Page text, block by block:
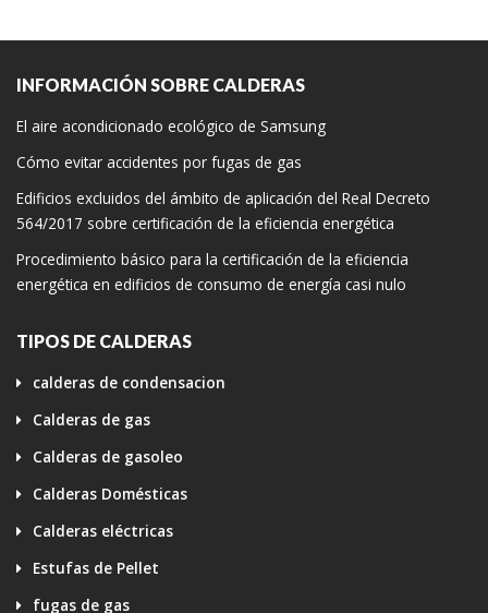
INFORMACIÓN SOBRE CALDERAS
El aire acondicionado ecológico de Samsung
Cómo evitar accidentes por fugas de gas
Edificios excluidos del ámbito de aplicación del Real Decreto
564/2017 sobre certificación de la eficiencia energética
Procedimiento básico para la certificación de la eficiencia
energética en edificios de consumo de energía casi nulo
TIPOS DE CALDERAS
calderas de condensacion
Calderas de gas
Calderas de gasoleo
Calderas Domésticas
Calderas eléctricas
Estufas de Pellet
fugas de gas